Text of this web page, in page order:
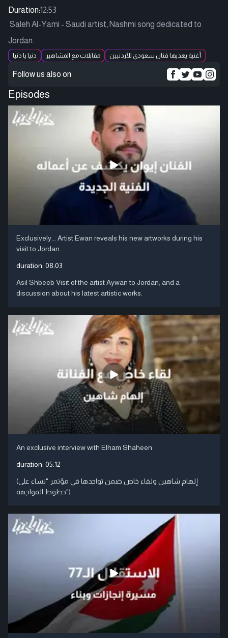
Duration:12:53
Saleh Al-Yami - Saudi artist, Nashmi song dedicated to
Jordan.
دنيا يا دنيا مقابلات مع المشاهير أغنية يهديها فنان سعودي للأردنيين
Follow us also on
Episodes
Exclusively... Artist Ewan reveals his new artworks during his
visit to Jordan.
duration: 08:03
Asil Shbeeb Visit of the artist Aywan to Jordan, and a
discussion about his latest artistic works.
An exclusive interview with Elham Shaheen
duration: 05:12
(إلهام شاهين ولقاء خاص ضمن تواجدها في مؤتمر "نساء على
خطوط المواجهة")